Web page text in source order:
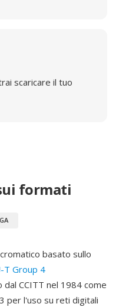
scaricare il tuo
formati
basato sullo
T Group 4
CCITT nel 1984 come
per l'uso su reti digitali